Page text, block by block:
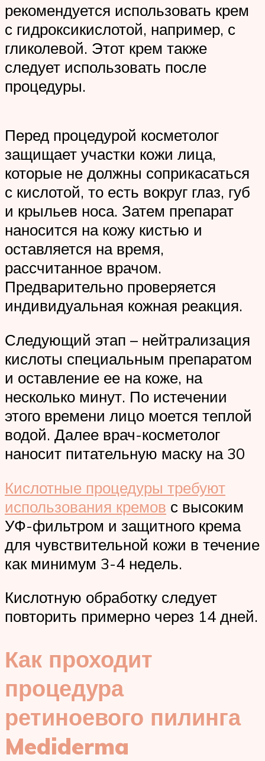
рекомендуется использовать крем
с гидроксикислотой, например, с
гликолевой. Этот крем также
следует использовать после
процедуры.
Перед процедурой косметолог
защищает участки кожи лица,
которые не должны соприкасаться
с кислотой, то есть вокруг глаз, губ
и крыльев носа. Затем препарат
наносится на кожу кистью и
оставляется на время,
рассчитанное врачом.
Предварительно проверяется
индивидуальная кожная реакция.
Следующий этап – нейтрализация
кислоты специальным препаратом
и оставление ее на коже, на
несколько минут. По истечении
этого времени лицо моется теплой
водой. Далее врач-косметолог
наносит питательную маску на 30
Кислотные процедуры требуют
использования кремов с высоким
УФ-фильтром и защитного крема
для чувствительной кожи в течение
как минимум 3-4 недель.
Кислотную обработку следует
повторить примерно через 14 дней.
Как проходит
процедура
ретиноевого пилинга
Mediderma